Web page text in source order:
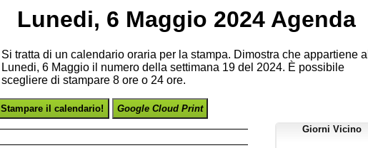
Lunedi, 6 Maggio 2024 Agenda
Si tratta di un calendario oraria per la stampa. Dimostra che appartiene al
Lunedi, 6 Maggio il numero della settimana 19 del 2024. È possibile
scegliere di stampare 8 ore o 24 ore.
Stampare il calendario! Google Cloud Print
Giorni Vicino